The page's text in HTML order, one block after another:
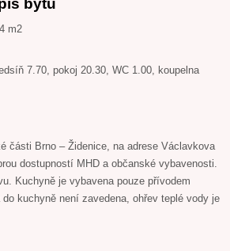
bytu
m2
7.70, pokoj 20.30, WC 1.00, koupelna
části Brno – Židenice, na adrese Václavkova
dostupností MHD a občanské vybavenosti.
Kuchyně je vybavena pouze přívodem
kuchyně není zavedena, ohřev teplé vody je